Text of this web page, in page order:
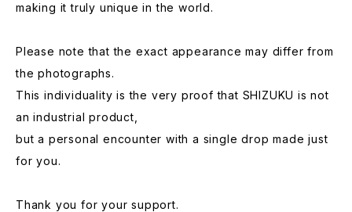
making it truly unique in the world.
Please note that the exact appearance may differ from
the photographs.
This individuality is the very proof that SHIZUKU is not
an industrial product,
but a personal encounter with a single drop made just
for you.
Thank you for your support.